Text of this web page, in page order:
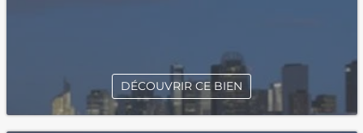
DÉCOUVRIR CE BIEN